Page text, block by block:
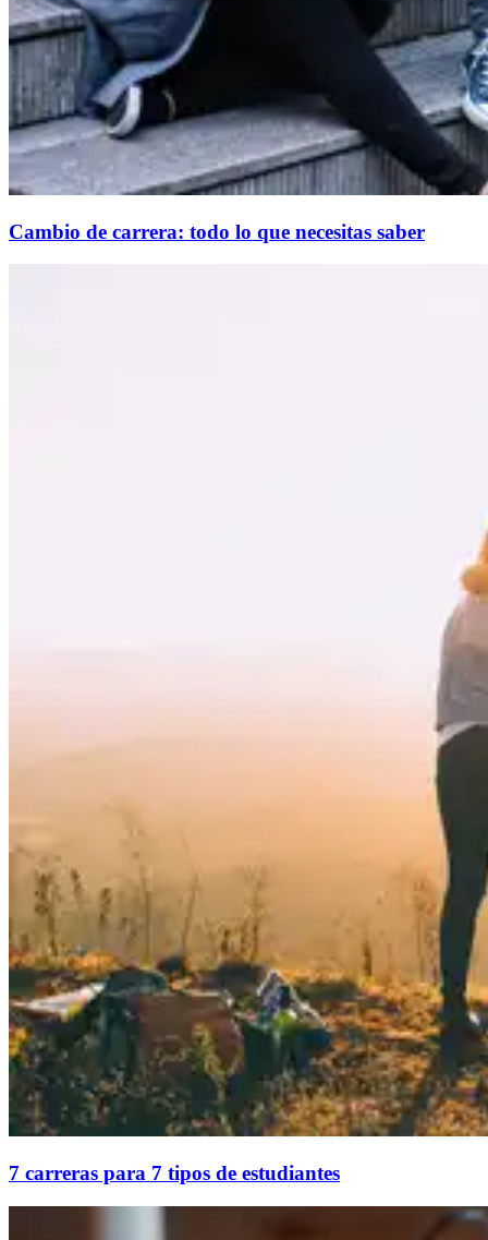
Cambio de carrera: todo lo que necesitas saber
7 carreras para 7 tipos de estudiantes